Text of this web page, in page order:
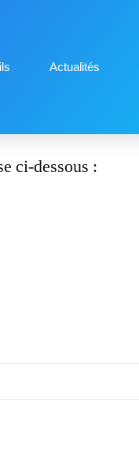
Actualités
ci-dessous :